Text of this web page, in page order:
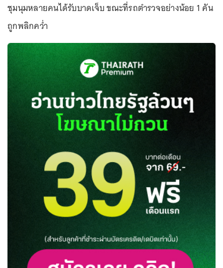
ชุมนุมหลายคนได้รับบาดเจ็บ ขณะที่รถตำรวจอย่างน้อย 1 คัน
ถูกพลิกคว่ำ